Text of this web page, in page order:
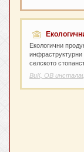
Екологични
инфраструктурни
селското
ВиК, ОВ